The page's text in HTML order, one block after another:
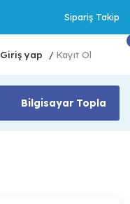
Sipariş Takip
Giriş yap / Kayıt Ol
Bilgisayar Topla